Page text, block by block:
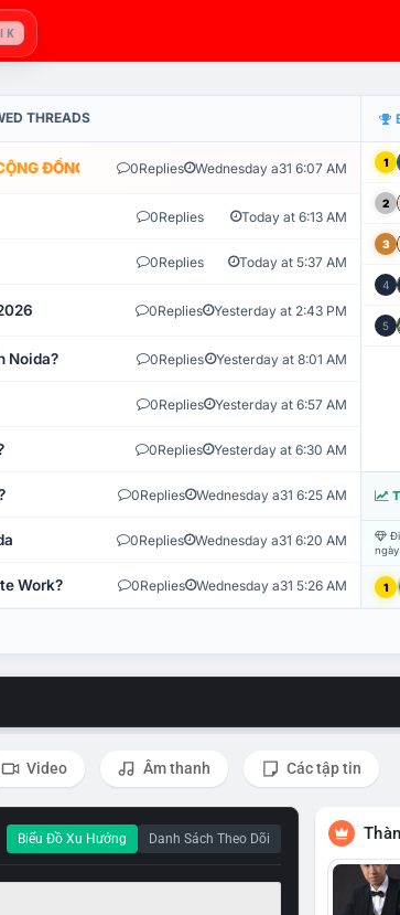
K
THREADS
ĐỒNG VLIKE.VN: HỆ THỐNG GIÁM SÁT TỰ
0Replies Wednesday a31 6:07 AM
0Replies Today at 6:13 AM
0Replies Today at 5:37 AM
0Replies Yesterday at 2:43 PM
Noida? 0Replies Yesterday at 8:01 AM
0Replies Yesterday at 6:57 AM
0Replies Yesterday at 6:30 AM
0Replies Wednesday a31 6:25 AM
0Replies Wednesday a31 6:20 AM
Work? 0Replies Wednesday a31 5:26 AM
1
2
3
4
5
1
Video Âm thanh Các tập tin
Biểu Đồ Xu Hướng Danh Sách Theo Dõi